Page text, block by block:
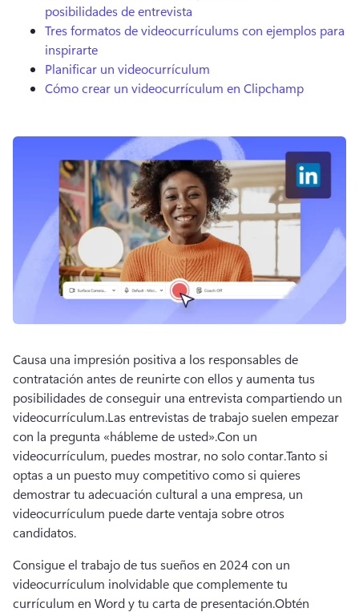
posibilidades de entrevista
Tres formatos de videocurrículums con ejemplos para
inspirarte
Planificar un videocurrículum
Cómo crear un videocurrículum en Clipchamp
Causa una impresión positiva a los responsables de
contratación antes de reunirte con ellos y aumenta tus
posibilidades de conseguir una entrevista compartiendo un
videocurrículum.Las entrevistas de trabajo suelen empezar
con la pregunta «hábleme de usted».Con un
videocurrículum, puedes mostrar, no solo contar.Tanto si
optas a un puesto muy competitivo como si quieres
demostrar tu adecuación cultural a una empresa, un
videocurrículum puede darte ventaja sobre otros
candidatos.
Consigue el trabajo de tus sueños en 2024 con un
videocurrículum inolvidable que complemente tu
currículum en Word y tu carta de presentación.Obtén